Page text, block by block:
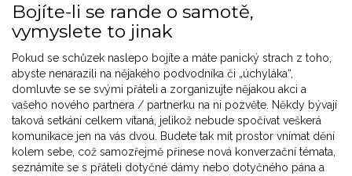
Bojíte-li se rande o samotě,
vymyslete to jinak
Pokud se schůzek naslepo bojíte a máte panický strach z toho,
abyste nenarazili na nějakého podvodníka či „úchyláka“,
domluvte se se svými přáteli a zorganizujte nějakou akci a
vašeho nového partnera / partnerku na ni pozvěte. Někdy bývají
taková setkání celkem vítaná, jelikož nebude spočívat veškerá
komunikace jen na vás dvou. Budete tak mít prostor vnímat dění
kolem sebe, což samozřejmě přinese nová konverzační témata,
seznámíte se s přáteli dotyčné dámy nebo dotyčného pána a